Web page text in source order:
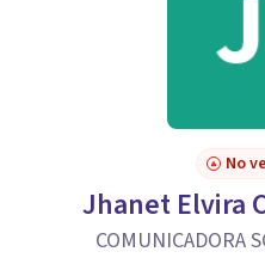
No
Jhanet Elvira
COMUNICADORA